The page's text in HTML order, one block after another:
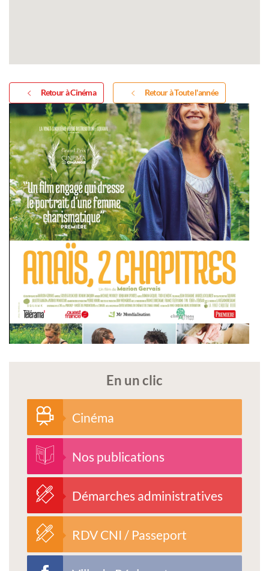
Retour à Cinéma Retour à Toute l'année
En un clic
Cinéma
Nos publications
Démarches administratives
RDV CNI / Passeport